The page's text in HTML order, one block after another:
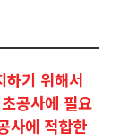
하기 위해서
공사에 필요
사에 적합한